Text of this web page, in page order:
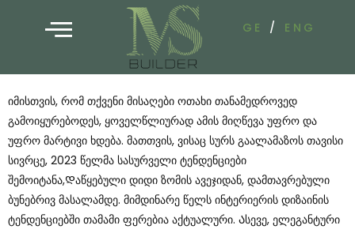
GE / ENG
Იმისთვის, Რომ Თქვენი Მისაღები Ოთახი Თანამედროვედ
Გამოიყურებოდეს, Ყოველწლიურად Ამის Მიღწევა Უფრო Და
Უფრო Მარტივი Ხდება. Მათთვის, Ვისაც Სურს Გაალამაზოს Თავისი
Სივრცე, 2023 Წელმა Სასურველი Ტენდენციები
Შემოიტანა,Დაწყებული Დიდი Ზომის Ავეჯიდან, Დამთავრებული
Ბუნებრივ Მასალამდე. Მიმდინარე Წელს Ინტერიერის Დიზაინის
Ტენდენციებში Თამამი Ფერებია Აქტუალური. Ასევე, Ელეგანტური